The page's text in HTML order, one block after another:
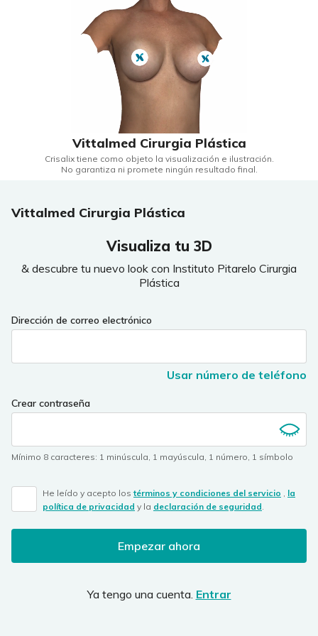
Vittalmed Cirurgia Plástica
Crisalix tiene como objeto la visualización e ilustración.
No garantiza ni promete ningún resultado final.
Vittalmed Cirurgia Plástica
Visualiza tu 3D
& descubre tu nuevo look con Instituto Pitarelo Cirurgia
Plástica
Dirección de correo electrónico
Usar número de teléfono
Crear contraseña
Mínimo 8 caracteres: 1 minúscula, 1 mayúscula, 1 número, 1 símbolo
He leído y acepto lostérminos y condiciones del servicio , la
política de privacidad y la declaración de seguridad.
Empezar ahora
Ya tengo una cuenta. Entrar